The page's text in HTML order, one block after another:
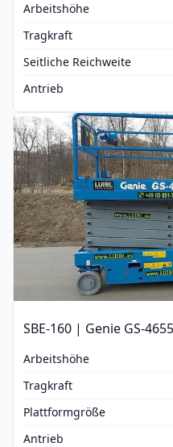
Arbeitshöhe
Tragkraft
Seitliche Reichweite
Antrieb
SBE-160 | Genie GS-4655
Arbeitshöhe
Tragkraft
Plattformgröße
Antrieb